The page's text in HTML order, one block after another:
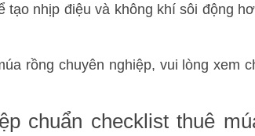
nhịp điệu và không khí sôi động
rồng chuyên nghiệp, vui lòng xem
chuẩn checklist thuê